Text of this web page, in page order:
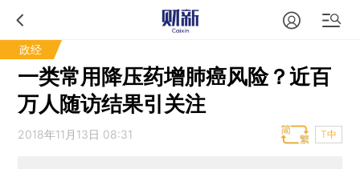
政经
一类常用降压药增肺癌风险？近百
万人随访结果引关注
2018年11月13日 08:31 T中